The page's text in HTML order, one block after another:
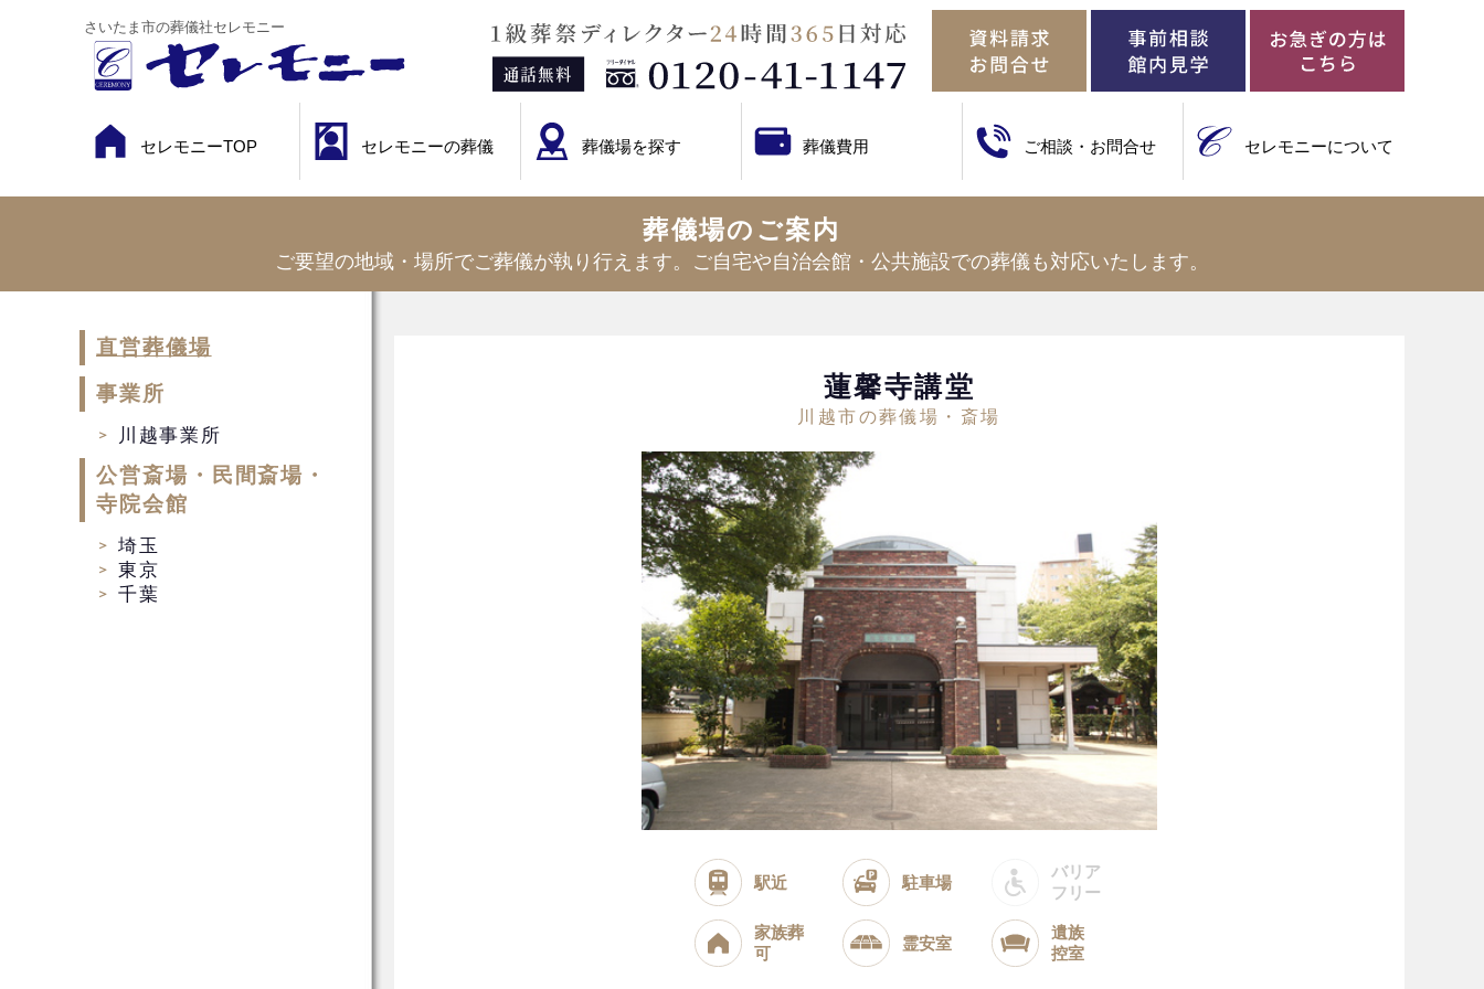
さいたま市の葬儀社セレモニー
セレモニーTOP セレモニーの葬儀 葬儀場を探す 葬儀費用 ご相談・お問合せ セレモニーについて
葬儀場のご案内
ご要望の地域・場所でご葬儀が執り行えます。ご自宅や自治会館・公共施設での葬儀も対応いたします。
直営葬儀場
事業所
川越事業所
公営斎場・民間斎場・
寺院会館
埼玉
東京
千葉
蓮馨寺講堂
川越市の葬儀場・斎場
駅近 駐車場
バリア
フリー
家族葬
可
霊安室
遺族
控室